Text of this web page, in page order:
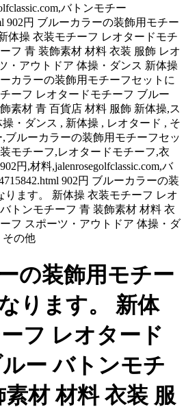
バトンモチー
902円 ブルーカラーの装飾用モチー
体操 衣装モチーフ レオタードモチ
フ 青 装飾素材 材料 衣装 服飾 レオ
・アウトドア 体操・ダンス 新体操
カラーの装飾用モチーフセットに
ーフ レオタードモチーフ ブルー
素材 青 百貨店 材料 服飾 新体操,ス
・ダンス , 新体操 , レオタード , そ
ブルーカラーの装飾用モチーフセッ
モチーフ,レオタードモチーフ,衣
円,材料,jalenrosegolfclassic.com,バ
902円 ブルーカラーの装
ります。 新体操 衣装モチーフ レオ
トンモチーフ 青 装飾素材 材料 衣
フ スポーツ・アウトドア 体操・ダ
その他
の装飾用モチー
ります。 新体
フ レオタード
ー バトンモチ
材 材料 衣装 服